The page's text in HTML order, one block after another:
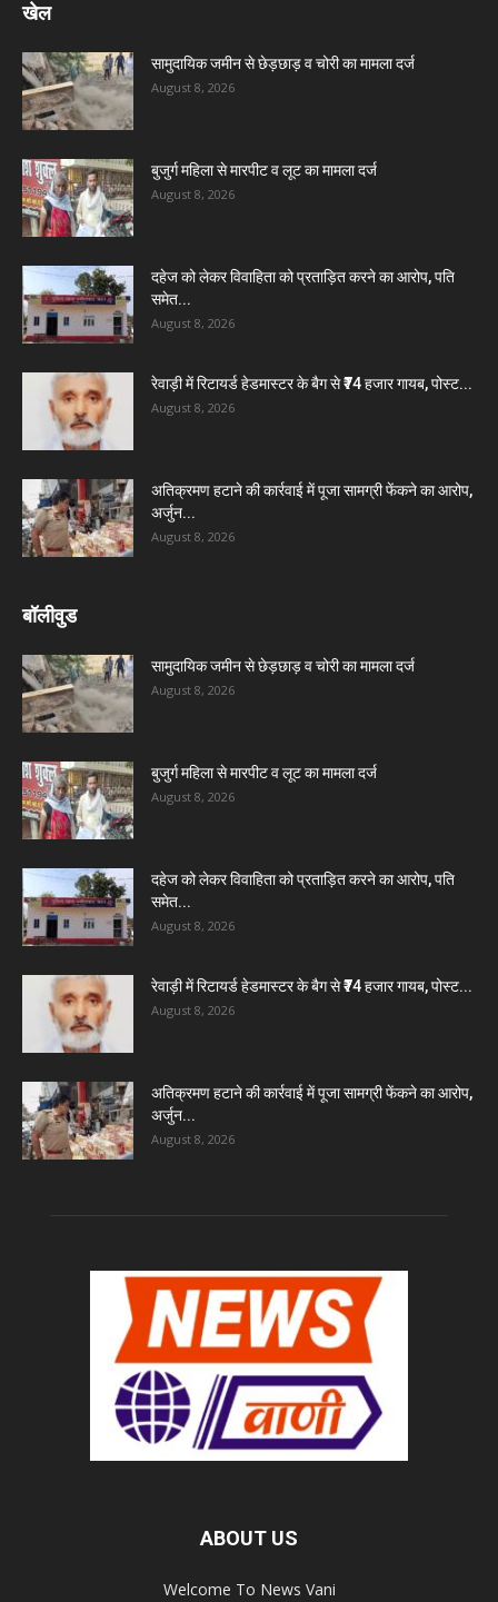
खेल
सामुदायिक जमीन से छेड़छाड़ व चोरी का मामला दर्ज
August 8, 2026
बुजुर्ग महिला से मारपीट व लूट का मामला दर्ज
August 8, 2026
दहेज को लेकर विवाहिता को प्रताड़ित करने का आरोप, पति
समेत...
August 8, 2026
रेवाड़ी में रिटायर्ड हेडमास्टर के बैग से ₹74 हजार गायब, पोस्ट...
August 8, 2026
अतिक्रमण हटाने की कार्रवाई में पूजा सामग्री फेंकने का आरोप,
अर्जुन...
August 8, 2026
बॉलीवुड
सामुदायिक जमीन से छेड़छाड़ व चोरी का मामला दर्ज
August 8, 2026
बुजुर्ग महिला से मारपीट व लूट का मामला दर्ज
August 8, 2026
दहेज को लेकर विवाहिता को प्रताड़ित करने का आरोप, पति
समेत...
August 8, 2026
रेवाड़ी में रिटायर्ड हेडमास्टर के बैग से ₹74 हजार गायब, पोस्ट...
August 8, 2026
अतिक्रमण हटाने की कार्रवाई में पूजा सामग्री फेंकने का आरोप,
अर्जुन...
August 8, 2026
ABOUT US
Welcome To News Vani